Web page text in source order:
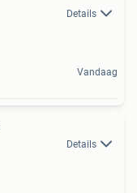
Details
Vandaag
Details